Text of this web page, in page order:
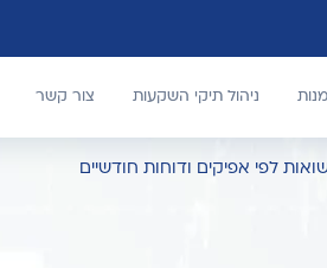
ניהול תיקי השקעות צור קשר
לפי אפיקים ודוחות חודשיים